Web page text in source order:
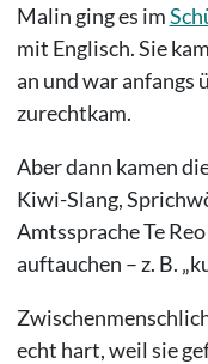
Malin ging es im
mit Englisch. Sie
an und war anfangs
zurechtkam.
Aber dann kamen
Kiwi-Slang,
Amtssprache Te
auftauchen – z. B.
echt hart, weil sie